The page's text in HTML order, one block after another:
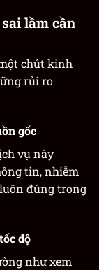
lầm cần
chút kinh
rủi ro
gốc
vụ này
tin, nhiễm
luôn đúng trong
độ
như xem